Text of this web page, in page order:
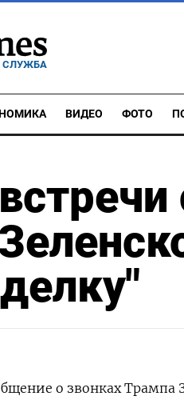
СЛУЖБА
ВИДЕО ФОТО
о звонках